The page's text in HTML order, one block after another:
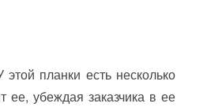
планки есть несколько
ее, убеждая заказчика в ее